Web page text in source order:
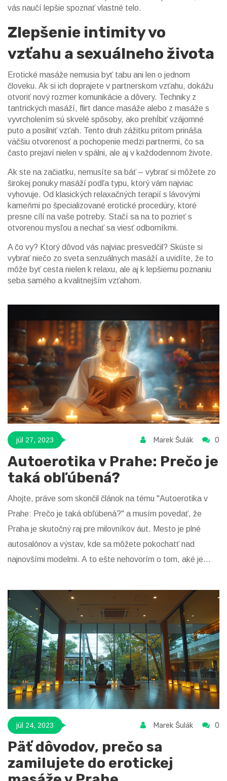
vás naučí lepšie spoznať vlastné telo.
Zlepšenie intimity vo
vzťahu a sexuálneho života
Erotické masáže nemusia byť tabu ani len o jednom
človeku. Ak si ich doprajete v partnerskom vzťahu, dokážu
otvoriť nový rozmer komunikácie a dôvery. Techniky z
tantrických masáží, flirt dance masáže alebo z masáže s
vyvrcholením sú skvelé spôsoby, ako prehĺbiť vzájomné
puto a posilniť vzťah. Tento druh zážitku pritom prináša
väčšiu otvorenosť a pochopenie medzi partnermi, čo sa
často prejaví nielen v spálni, ale aj v každodennom živote.
Ak ste na začiatku, nemusíte sa báť – vybrať si môžete zo
širokej ponuky masáží podľa typu, ktorý vám najviac
vyhovuje. Od klasických relaxačných terapií s lávovými
kameňmi po špecializované erotické procedúry, ktoré
presne cílí na vaše potreby. Stačí sa na to pozrieť s
otvorenou mysľou a nechať sa viesť odborníkmi.
A čo vy? Ktorý dôvod vás najviac presvedčil? Skúste si
vybrať niečo zo sveta senzuálnych masáží a uvidíte, že to
môže byť cesta nielen k relaxu, ale aj k lepšiemu poznaniu
seba samého a kvalitnejším vzťahom.
júl 27, 2023 Marek Šulák 0
Autoerotika v Prahe: Prečo je
taká obľúbená?
Ahojte, práve som skončil článok na tému "Autoerotika v
Prahe: Prečo je taká obľúbená?" a musím povedať, že
Praha je skutočný raj pre milovníkov áut. Mesto je plné
autosalónov a výstav, kde sa môžete pokochatť nad
najnovšími modelmi. A to ešte nehovorím o tom, aké je
ktoré si môžete požičať. Ale najlepšie na tom všetkom je,
že Pražané sú skutočne nadšení automobilisti a vždy sa s
vami podelia o svoje tipy a triky. Takže, ak ste
autoentuziasta, Praha je vaše miesto!
júl 24, 2023 Marek Šulák 0
Päť dôvodov, prečo sa
zamilujete do erotickej